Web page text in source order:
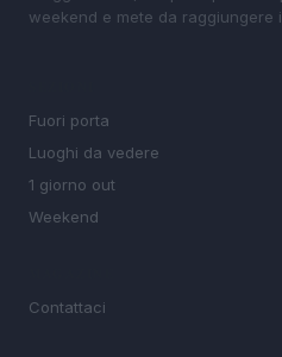
weekend e mete da raggiungere
Fuori porta
Luoghi da vedere
1 giorno out
Weekend
Contattaci